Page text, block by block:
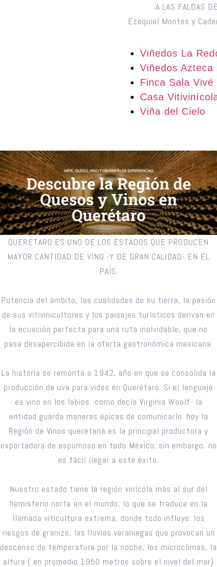
A LAS FALDAS
Ezequiel Montes y
Viñedos La
Viñedos Azteca
Finca Sala
Casa
Viña del Cielo
QUERÉTARO ES UNO DE LOS ESTADOS QUE PRODUCEN
MAYOR CANTIDAD DE VINO -Y DE GRAN CALIDAD- EN EL
PAÍS.
Potencia del ámbito, las cualidades de su tierra, la pasión
de sus vitivinicultores y los paisajes turísticos derivan en
la ecuación perfecta para una ruta inolvidable, que no
pasa desapercibida en la oferta gastronómica mexicana.
La historia se remonta a 1942, año en que se consolida la
producción de uva para vides en Querétaro. Si el lenguaje
es vino en los labios -como decía Virginia Woolf- la
entidad guarda maneras épicas de comunicarlo: hoy la
Región de Vinos queretana es la principal productora y
exportadora de espumoso en todo México; sin embargo, no
es fácil llegar a este éxito.
Nuestro estado tiene la región vinícola más al sur del
hemisferio norte en el mundo, lo que se traduce en la
llamada viticultura extrema, donde todo influye: los
riesgos de granizo, las lluvias veraniegas que provocan un
descenso de temperatura por la noche, los microclimas, la
altura ( en promedio 1950 metros sobre el nivel del mar)